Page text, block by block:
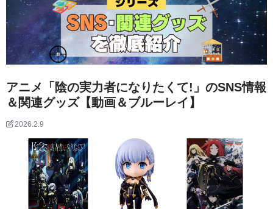
アニメ「陰の実力者になりたくて!」のSNS情報
＆関連グッズ【動画＆ブルーレイ】
2026.2.9